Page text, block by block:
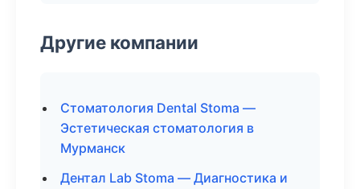
Другие компании
Стоматология Dental Stoma —
Эстетическая стоматология в
Мурманск
Дентал Lab Stoma — Диагностика и